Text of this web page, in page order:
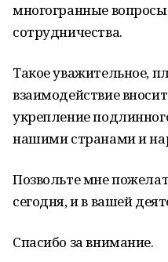
многогранные
сотрудничества.
Такое уважительное,
взаимодействие
укрепление
нашими странами и
Позвольте мне
сегодня, и в вашей
Спасибо за внимание.